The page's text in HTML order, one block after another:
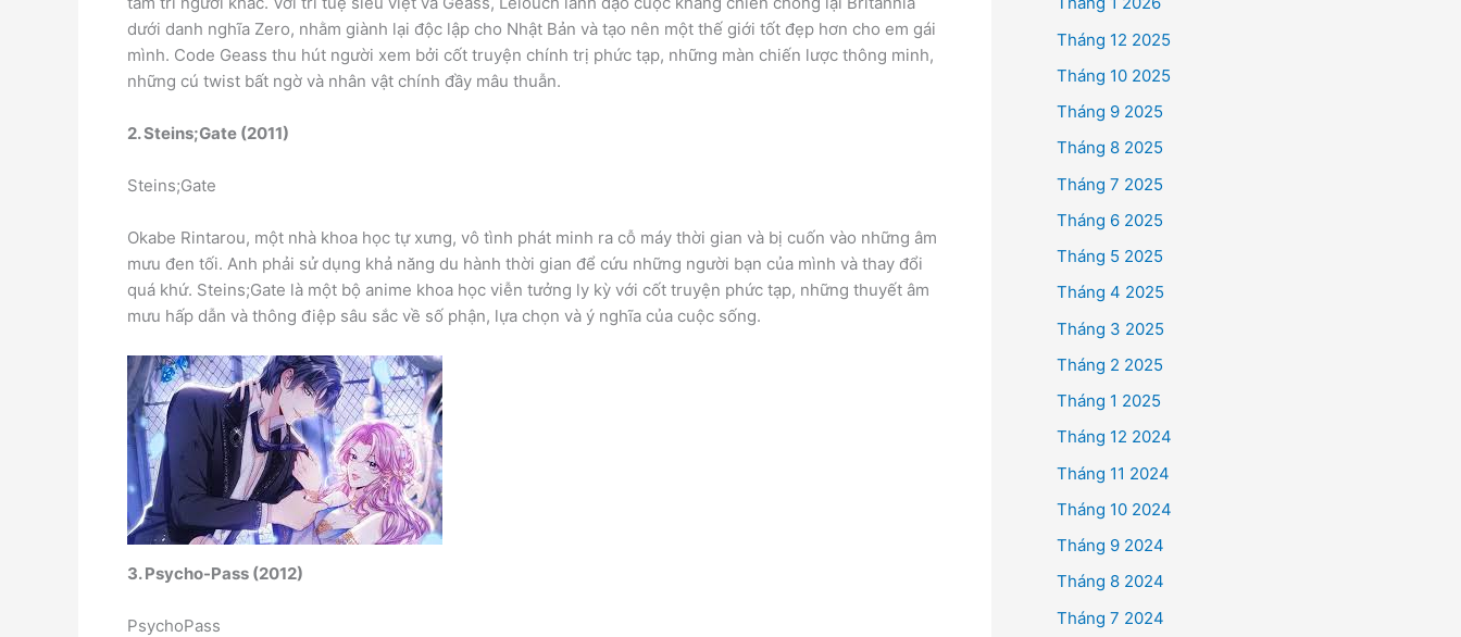
dưới danh nghĩa Zero, nhằm giành lại độc lập cho Nhật Bản và tạo nên một thế giới tốt đẹp hơn cho em gái
mình. Code Geass thu hút người xem bởi cốt truyện chính trị phức tạp, những màn chiến lược thông minh,
những cú twist bất ngờ và nhân vật chính đầy mâu thuẫn.
2. Steins;Gate (2011)
Steins;Gate
Okabe Rintarou, một nhà khoa học tự xưng, vô tình phát minh ra cỗ máy thời gian và bị cuốn vào những âm
mưu đen tối. Anh phải sử dụng khả năng du hành thời gian để cứu những người bạn của mình và thay đổi
quá khứ. Steins;Gate là một bộ anime khoa học viễn tưởng ly kỳ với cốt truyện phức tạp, những thuyết âm
mưu hấp dẫn và thông điệp sâu sắc về số phận, lựa chọn và ý nghĩa của cuộc sống.
3. Psycho-Pass (2012)
PsychoPass
Tháng 12 2025
Tháng 10 2025
Tháng 9 2025
Tháng 8 2025
Tháng 7 2025
Tháng 6 2025
Tháng 5 2025
Tháng 4 2025
Tháng 3 2025
Tháng 2 2025
Tháng 1 2025
Tháng 12 2024
Tháng 11 2024
Tháng 10 2024
Tháng 9 2024
Tháng 8 2024
Tháng 7 2024